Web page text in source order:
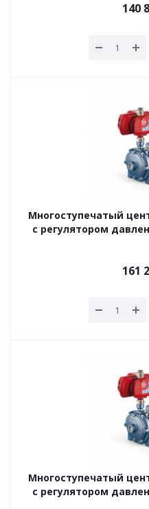
140
Многоступечатый
с регулятором
161
Многоступечатый
с регулятором